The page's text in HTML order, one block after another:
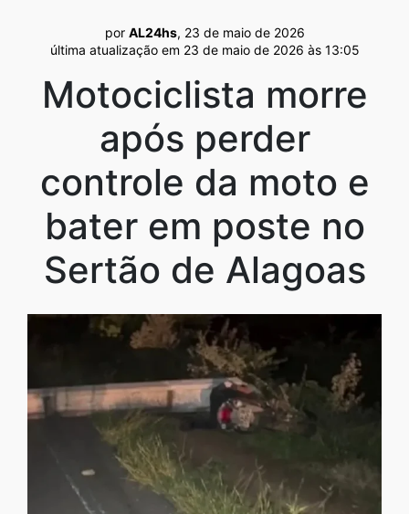
por AL24hs, 23 de maio de 2026
última atualização em 23 de maio de 2026 às 13:05
Motociclista morre
após perder
controle da moto e
bater em poste no
Sertão de Alagoas